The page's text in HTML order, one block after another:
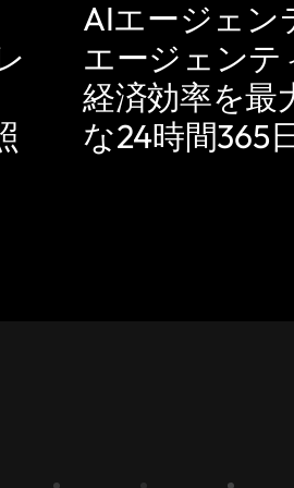
AIエージェン
エージェンテ
経済効率を最
な24時間365